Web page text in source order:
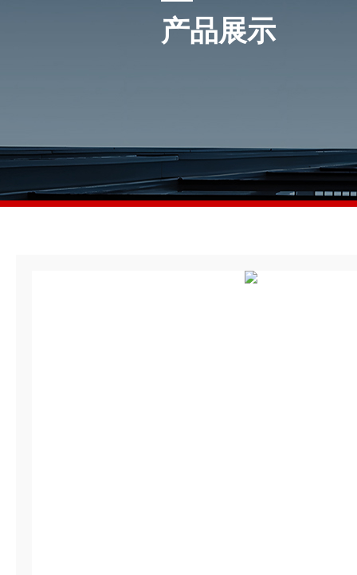
产品展示